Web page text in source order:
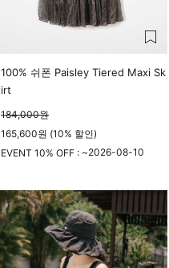
100% 쉬폰 Paisley Tiered Maxi Sk
irt
184,000원
165,600원 (10% 할인)
EVENT 10% OFF : ~2026-08-10